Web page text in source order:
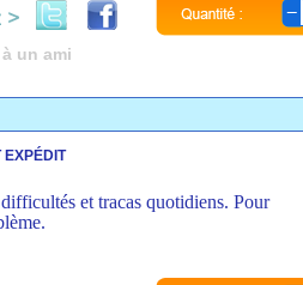
un ami
EXPÉDIT
et tracas quotidiens. Pour